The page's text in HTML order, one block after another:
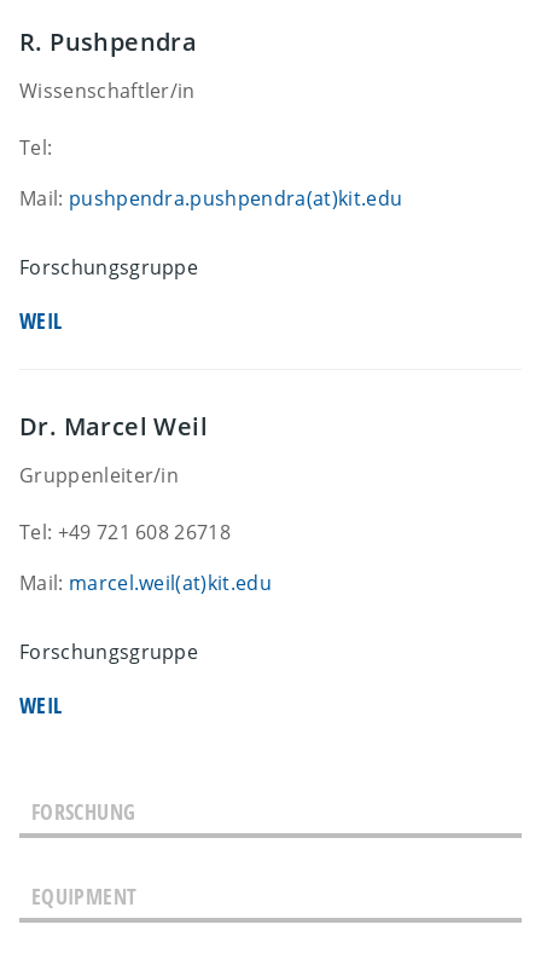
R. Pushpendra
Wissenschaftler/in
Tel:
Mail: pushpendra.pushpendra(at)kit.edu
Forschungsgruppe
WEIL
Dr. Marcel Weil
Gruppenleiter/in
Tel: +49 721 608 26718
Mail: marcel.weil(at)kit.edu
Forschungsgruppe
WEIL
FORSCHUNG
The Research Group for Resources, Recycling,
Environment and Sustainability is responsible for
EQUIPMENT